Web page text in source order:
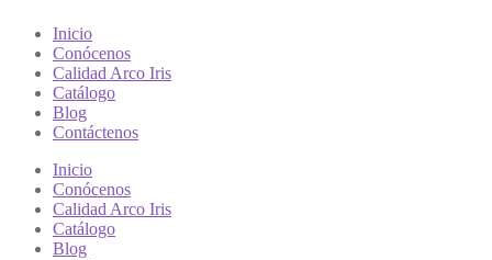
Inicio
Conócenos
Calidad Arco Iris
Catálogo
Blog
Contáctenos
Inicio
Conócenos
Calidad Arco Iris
Catálogo
Blog